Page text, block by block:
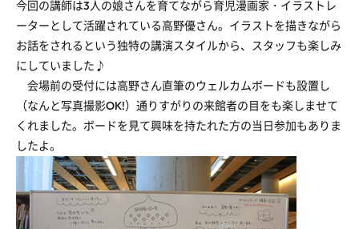
今回の講師は3人の娘さんを育てながら育児漫画家・イラストレ
ーターとして活躍されている高野優さん。イラストを描きながら
お話をされるという独特の講演スタイルから、スタッフも楽しみ
にしていました♪
会場前の受付には高野さん直筆のウェルカムボードも設置し
（なんと写真撮影OK!）通りすがりの来館者の目をも楽しませて
くれました。ボードを見て興味を持たれた方の当日参加もありま
したよ。